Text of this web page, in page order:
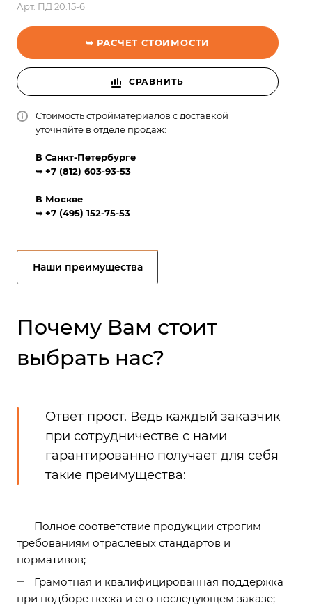
Арт. ПД 20.15-6
➥ РАСЧЕТ СТОИМОСТИ
СРАВНИТЬ
Стоимость стройматериалов с доставкой
уточняйте в отделе продаж:
В Санкт-Петербурге
➥ +7 (812) 603-93-53
В Москве
➥ +7 (495) 152-75-53
Наши преимущества
Почему Вам стоит
выбрать нас?
Ответ прост. Ведь каждый заказчик
при сотрудничестве с нами
гарантированно получает для себя
такие преимущества:
Полное соответствие продукции строгим
требованиям отраслевых стандартов и
нормативов;
Грамотная и квалифицированная поддержка
при подборе песка и его последующем заказе;